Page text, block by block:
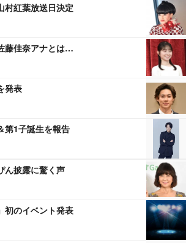
村紅葉放送日決定
藤佳奈アナとは…
発表
第1子誕生を報告
ん披露に驚く声
初のイベント発表